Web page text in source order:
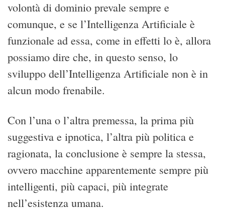
volontà di dominio prevale sempre e
comunque, e se l’Intelligenza Artificiale è
funzionale ad essa, come in effetti lo è, allora
possiamo dire che, in questo senso, lo
sviluppo dell’Intelligenza Artificiale non è in
alcun modo frenabile.
Con l’una o l’altra premessa, la prima più
suggestiva e ipnotica, l’altra più politica e
ragionata, la conclusione è sempre la stessa,
ovvero macchine apparentemente sempre più
intelligenti, più capaci, più integrate
nell’esistenza umana.